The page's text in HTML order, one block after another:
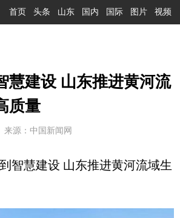
首页 头条 山东 国内 国际 图片 视频
慧建设 山东推进黄河流
质量
来源：中国新闻网
慧建设 山东推进黄河流域生